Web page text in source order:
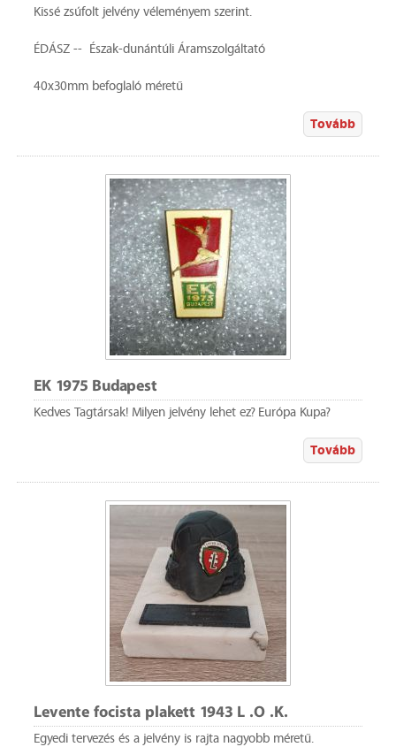
Kissé zsúfolt jelvény véleményem szerint.
ÉDÁSZ -- Észak-dunántúli Áramszolgáltató
40x30mm befoglaló méretű
Tovább
EK 1975 Budapest
Kedves Tagtársak! Milyen jelvény lehet ez? Európa Kupa?
Tovább
Levente focista plakett 1943 L .O .K.
Egyedi tervezés és a jelvény is rajta nagyobb méretű.